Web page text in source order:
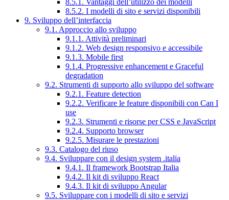
8.5.1. Vantaggi dell’utilizzo dei modelli
8.5.2. I modelli di sito e servizi disponibili
9. Sviluppo dell’interfaccia
9.1. Approccio allo sviluppo
9.1.1. Attività preliminari
9.1.2. Web design responsivo e accessibile
9.1.3. Mobile first
9.1.4. Progressive enhancement e Graceful
degradation
9.2. Strumenti di supporto allo sviluppo del software
9.2.1. Feature detection
9.2.2. Verificare le feature disponibili con Can I
use
9.2.3. Strumenti e risorse per CSS e JavaScript
9.2.4. Supporto browser
9.2.5. Misurare le prestazioni
9.3. Catalogo del riuso
9.4. Sviluppare con il design system .italia
9.4.1. Il framework Bootstrap Italia
9.4.2. Il kit di sviluppo React
9.4.3. Il kit di sviluppo Angular
9.5. Sviluppare con i modelli di sito e servizi